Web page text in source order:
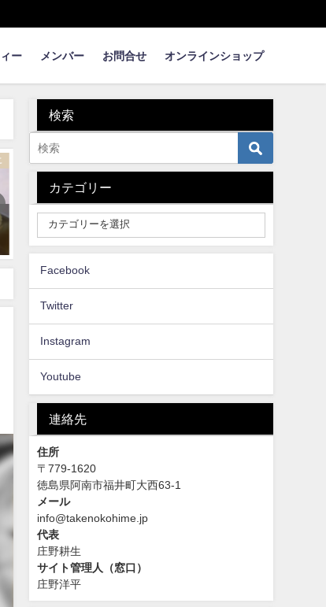
ー メンバー お問合せ オンラインショップ
【竹灯りづくり】 竹にきれいな
穴を開ける方法
竹林への栄養補給！ 施肥
検索
カテゴリー
Facebook
Twitter
Instagram
Youtube
連絡先
住所
〒779-1620
徳島県阿南市福井町大西63-1
メール
info@takenokohime.jp
代表
庄野耕生
サイト管理人（窓口）
庄野洋平